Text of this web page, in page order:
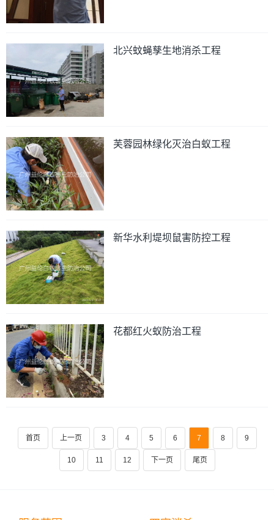
北兴蚊蝇孳生地消杀工程
芙蓉园林绿化灭治白蚁工程
新华水利堤坝鼠害防控工程
花都红火蚁防治工程
首页 上一页 3 4 5 6 7 8 9
10 11 12 下一页 尾页